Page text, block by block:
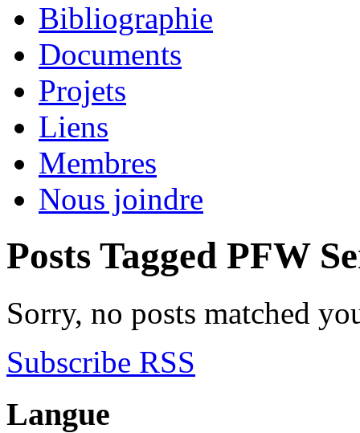
Bibliographie
Documents
Projets
Liens
Membres
Nous joindre
Posts Tagged PFW
Sorry, no posts matched
Subscribe RSS
Langue